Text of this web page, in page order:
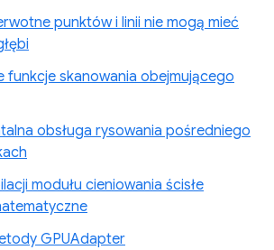
punktów i linii nie mogą mieć
funkcje skanowania obejmującego
obsługa rysowania pośredniego
modułu cieniowania ścisłe
GPUAdapter